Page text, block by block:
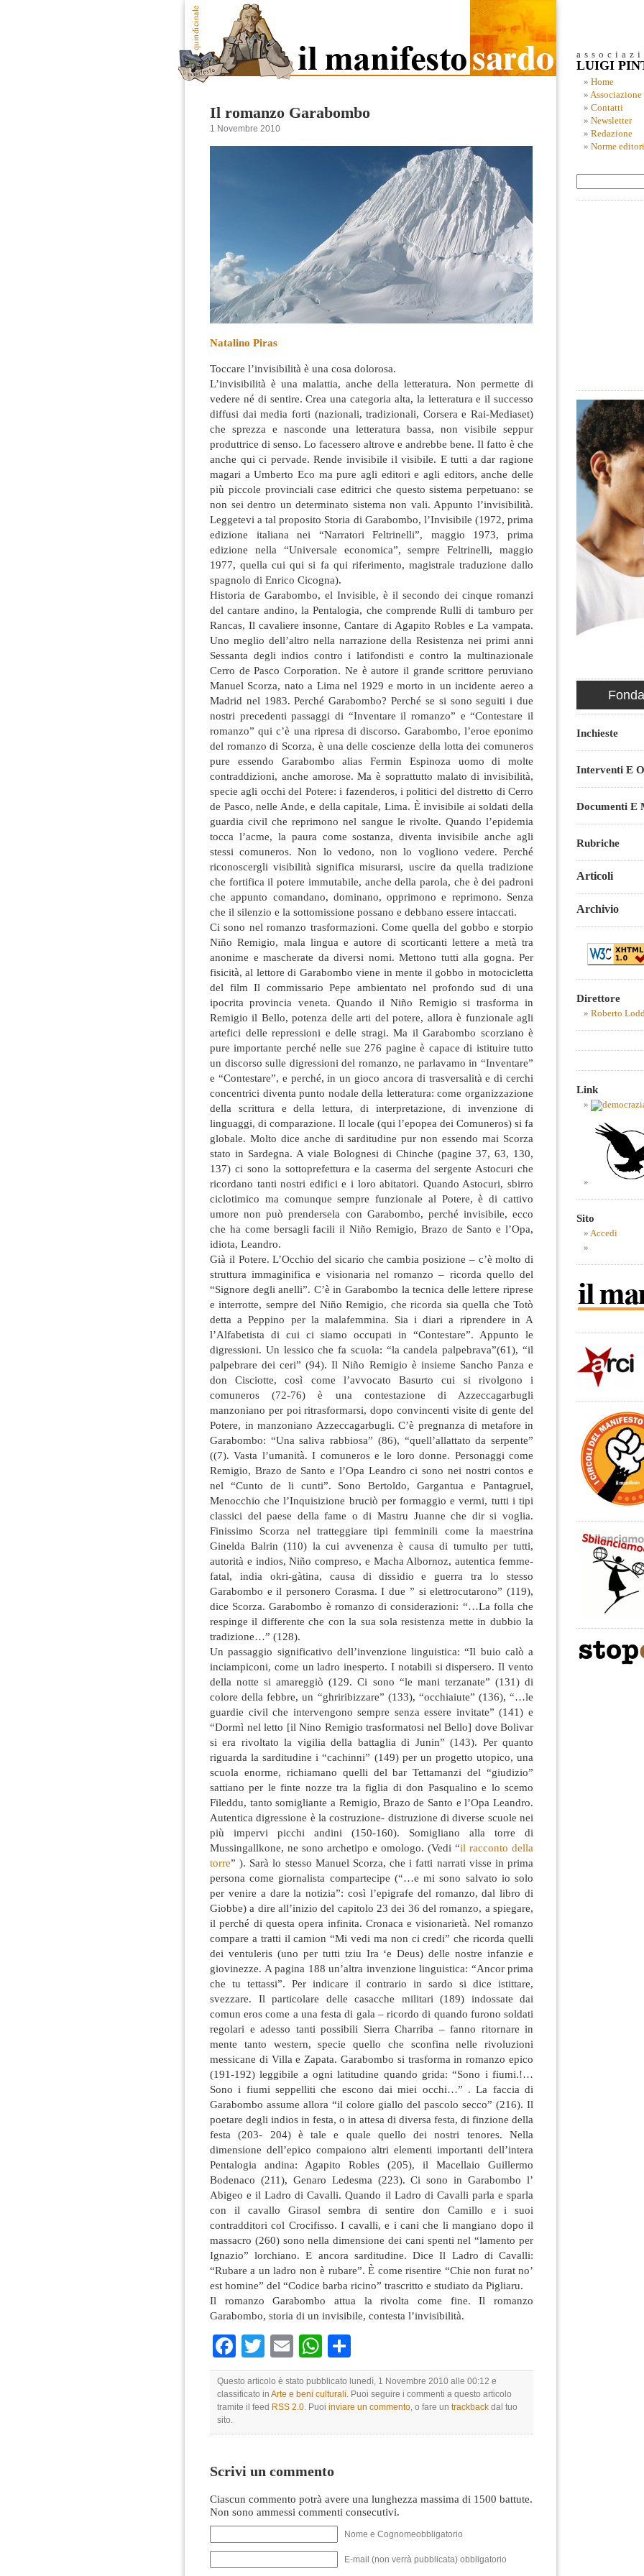
Il romanzo Garabombo
1 Novembre 2010
Natalino Piras
Toccare l’invisibilità è una cosa dolorosa.
L’invisibilità è una malattia, anche della letteratura. Non permette di
vedere né di sentire. Crea una categoria alta, la letteratura e il successo
diffusi dai media forti (nazionali, tradizionali, Corsera e Rai-Mediaset)
che sprezza e nasconde una letteratura bassa, non visibile seppur
produttrice di senso. Lo facessero altrove e andrebbe bene. Il fatto è che
anche qui ci pervade. Rende invisibile il visibile. E tutti a dar ragione
magari a Umberto Eco ma pure agli editori e agli editors, anche delle
più piccole provinciali case editrici che questo sistema perpetuano: se
non sei dentro un determinato sistema non vali. Appunto l’invisibilità.
Leggetevi a tal proposito Storia di Garabombo, l’Invisibile (1972, prima
edizione italiana nei “Narratori Feltrinelli”, maggio 1973, prima
edizione nella “Universale economica”, sempre Feltrinelli, maggio
1977, quella cui qui si fa qui riferimento, magistrale traduzione dallo
spagnolo di Enrico Cicogna).
Historia de Garabombo, el Invisible, è il secondo dei cinque romanzi
del cantare andino, la Pentalogia, che comprende Rulli di tamburo per
Rancas, Il cavaliere insonne, Cantare di Agapito Robles e La vampata.
Uno meglio dell’altro nella narrazione della Resistenza nei primi anni
Sessanta degli indios contro i latifondisti e contro la multinazionale
Cerro de Pasco Corporation. Ne è autore il grande scrittore peruviano
Manuel Scorza, nato a Lima nel 1929 e morto in un incidente aereo a
Madrid nel 1983. Perché Garabombo? Perché se si sono seguiti i due
nostri precedenti passaggi di “Inventare il romanzo” e “Contestare il
romanzo” qui c’è una ripresa di discorso. Garabombo, l’eroe eponimo
del romanzo di Scorza, è una delle coscienze della lotta dei comuneros
pure essendo Garabombo alias Fermin Espinoza uomo di molte
contraddizioni, anche amorose. Ma è soprattutto malato di invisibilità,
specie agli occhi del Potere: i fazenderos, i politici del distretto di Cerro
de Pasco, nelle Ande, e della capitale, Lima. È invisibile ai soldati della
guardia civil che reprimono nel sangue le rivolte. Quando l’epidemia
tocca l’acme, la paura come sostanza, diventa invisibile anche agli
stessi comuneros. Non lo vedono, non lo vogliono vedere. Perché
riconoscergli visibilità significa misurarsi, uscire da quella tradizione
che fortifica il potere immutabile, anche della parola, che è dei padroni
che appunto comandano, dominano, opprimono e reprimono. Senza
che il silenzio e la sottomissione possano e debbano essere intaccati.
Ci sono nel romanzo trasformazioni. Come quella del gobbo e storpio
Niño Remigio, mala lingua e autore di scorticanti lettere a metà tra
anonime e mascherate da diversi nomi. Mettono tutti alla gogna. Per
fisicità, al lettore di Garabombo viene in mente il gobbo in motocicletta
del film Il commissario Pepe ambientato nel profondo sud di una
ipocrita provincia veneta. Quando il Niño Remigio si trasforma in
Remigio il Bello, potenza delle arti del potere, allora è funzionale agli
artefici delle repressioni e delle stragi. Ma il Garabombo scorziano è
pure importante perché nelle sue 276 pagine è capace di istituire tutto
un discorso sulle digressioni del romanzo, ne parlavamo in “Inventare”
e “Contestare”, e perché, in un gioco ancora di trasversalità e di cerchi
concentrici diventa punto nodale della letteratura: come organizzazione
della scrittura e della lettura, di interpretazione, di invenzione di
linguaggi, di comparazione. Il locale (qui l’epopea dei Comuneros) si fa
globale. Molto dice anche di sarditudine pur non essendo mai Scorza
stato in Sardegna. A viale Bolognesi di Chinche (pagine 37, 63, 130,
137) ci sono la sottoprefettura e la caserma del sergente Astocuri che
ricordano tanti nostri edifici e i loro abitatori. Quando Astocuri, sbirro
ciclotimico ma comunque sempre funzionale al Potere, è di cattivo
umore non può prendersela con Garabombo, perché invisibile, ecco
che ha come bersagli facili il Niño Remigio, Brazo de Santo e l’Opa,
idiota, Leandro.
Già il Potere. L’Occhio del sicario che cambia posizione – c’è molto di
struttura immaginifica e visionaria nel romanzo – ricorda quello del
“Signore degli anelli”. C’è in Garabombo la tecnica delle lettere riprese
e interrotte, sempre del Niño Remigio, che ricorda sia quella che Totò
detta a Peppino per la malafemmina. Sia i diari a riprendere in A
l’Alfabetista di cui ci siamo occupati in “Contestare”. Appunto le
digressioni. Un lessico che fa scuola: “la candela palpebrava”(61), “il
palpebrare dei ceri” (94). Il Niño Remigio è insieme Sancho Panza e
don Cisciotte, così come l’avvocato Basurto cui si rivolgono i
comuneros (72-76) è una contestazione di Azzeccagarbugli
manzoniano per poi ritrasformarsi, dopo convincenti visite di gente del
Potere, in manzoniano Azzeccagarbugli. C’è pregnanza di metafore in
Garabombo: “Una saliva rabbiosa” (86), “quell’allattato da serpente”
((7). Vasta l’umanità. I comuneros e le loro donne. Personaggi come
Remigio, Brazo de Santo e l’Opa Leandro ci sono nei nostri contos e
nel “Cunto de li cunti”. Sono Bertoldo, Gargantua e Pantagruel,
Menocchio che l’Inquisizione bruciò per formaggio e vermi, tutti i tipi
classici del paese della fame o di Mastru Juanne che dir si voglia.
Finissimo Scorza nel tratteggiare tipi femminili come la maestrina
Ginelda Balrin (110) la cui avvenenza è causa di tumulto per tutti,
autorità e indios, Niño compreso, e Macha Albornoz, autentica femme-
fatal, india okri-gàtina, causa di dissidio e guerra tra lo stesso
Garabombo e il personero Corasma. I due ” si elettrocutarono” (119),
dice Scorza. Garabombo è romanzo di considerazioni: “…La folla che
respinge il differente che con la sua sola resistenza mette in dubbio la
tradizione…” (128).
Un passaggio significativo dell’invenzione linguistica: “Il buio calò a
inciampiconi, come un ladro inesperto. I notabili si dispersero. Il vento
della notte si amareggiò (129. Ci sono “le mani terzanate” (131) di
colore della febbre, un “ghriribizzare” (133), “occhiaiute” (136), “…le
guardie civil che intervengono sempre senza essere invitate” (141) e
“Dormì nel letto [il Nino Remigio trasformatosi nel Bello] dove Bolivar
si era rivoltato la vigilia della battaglia di Junin” (143). Per quanto
riguarda la sarditudine i “cachinni” (149) per un progetto utopico, una
scuola enorme, richiamano quelli del bar Tettamanzi del “giudizio”
sattiano per le finte nozze tra la figlia di don Pasqualino e lo scemo
Fileddu, tanto somigliante a Remigio, Brazo de Santo e l’Opa Leandro.
Autentica digressione è la costruzione- distruzione di diverse scuole nei
più impervi picchi andini (150-160). Somigliano alla torre di
Mussingallkone, ne sono archetipo e omologo. (Vedi “il racconto della
torre” ). Sarà lo stesso Manuel Scorza, che i fatti narrati visse in prima
persona come giornalista compartecipe (“…e mi sono salvato io solo
per venire a dare la notizia”: così l’epigrafe del romanzo, dal libro di
Giobbe) a dire all’inizio del capitolo 23 dei 36 del romanzo, a spiegare,
il perché di questa opera infinita. Cronaca e visionarietà. Nel romanzo
compare a tratti il camion “Mi vedi ma non ci credi” che ricorda quelli
dei ventuleris (uno per tutti tziu Ira ‘e Deus) delle nostre infanzie e
giovinezze. A pagina 188 un’altra invenzione linguistica: “Ancor prima
che tu tettassi”. Per indicare il contrario in sardo si dice istittare,
svezzare. Il particolare delle casacche militari (189) indossate dai
comun eros come a una festa di gala – ricordo di quando furono soldati
regolari e adesso tanti possibili Sierra Charriba – fanno ritornare in
mente tanto western, specie quello che sconfina nelle rivoluzioni
messicane di Villa e Zapata. Garabombo si trasforma in romanzo epico
(191-192) leggibile a ogni latitudine quando grida: “Sono i fiumi.!…
Sono i fiumi seppelliti che escono dai miei occhi…” . La faccia di
Garabombo assume allora “il colore giallo del pascolo secco” (216). Il
poetare degli indios in festa, o in attesa di diversa festa, di finzione della
festa (203- 204) è tale e quale quello dei nostri tenores. Nella
dimensione dell’epico compaiono altri elementi importanti dell’intera
Pentalogia andina: Agapito Robles (205), il Macellaio Guillermo
Bodenaco (211), Genaro Ledesma (223). Ci sono in Garabombo l’
Abigeo e il Ladro di Cavalli. Quando il Ladro di Cavalli parla e sparla
con il cavallo Girasol sembra di sentire don Camillo e i suoi
contradditori col Crocifisso. I cavalli, e i cani che li mangiano dopo il
massacro (260) sono nella dimensione dei cani spenti nel “lamento per
Ignazio” lorchiano. E ancora sarditudine. Dice Il Ladro di Cavalli:
“Rubare a un ladro non è rubare”. È come risentire “Chie non furat no’
est homine” del “Codice barba ricino” trascritto e studiato da Pigliaru.
Il romanzo Garabombo attua la rivolta come fine. Il romanzo
Garabombo, storia di un invisibile, contesta l’invisibilità.
Facebook
TwitterEmailWhatsApp
Questo articolo è stato pubblicato lunedì, 1 Novembre 2010 alle 00:12 e
classificato in Arte e beni culturali. Puoi seguire i commenti a questo articolo
tramite il feed RSS 2.0. Puoi inviare un commento, o fare un trackback dal tuo
sito.
Scrivi un commento
Ciascun commento potrà avere una lunghezza massima di 1500 battute.
Non sono ammessi commenti consecutivi.
Nome e Cognomeobbligatorio
E-mail (non verrà pubblicata) obbligatorio
LUIGI
Home
Associazione
Contatti
Newsletter
Redazione
Norme
Inchieste
Interventi E
Documenti E
Rubriche
Articoli
Archivio
Direttore
Roberto
Link
Sito
Accedi